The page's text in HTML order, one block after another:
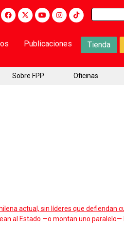
Buscar:
Publicaciones Tienda
Sobre FPP Oficinas
actual, sin líderes que defiendan
al Estado —o montan uno